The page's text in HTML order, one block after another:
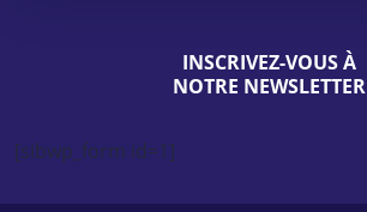
INSCRIVEZ-VOUS À
NOTRE NEWSLETTER
[sibwp_form id=1]